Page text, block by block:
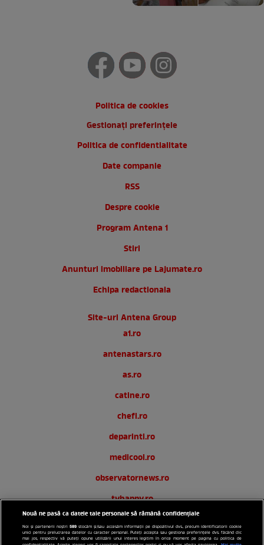
Politica de cookies
Gestionați preferințele
Politica de confidentialitate
Date companie
RSS
Despre cookie
Program Antena 1
Stiri
Anunturi imobiliare pe Lajumate.ro
Echipa redactionala
Site-uri Antena Group
a1.ro
antenastars.ro
as.ro
catine.ro
chefi.ro
deparinti.ro
medicool.ro
observatornews.ro
tvhappy.ro
useit.ro
zutv.ro
Nouă ne pasă ca datele tale personale să rămână confidențiale
Noi și partenerii noștri589 stocăm și/sau accesăm informații pe dispozitivul dvs., precum identificatorii cookie
unici pentru prelucrarea datelor cu caracter personal. Puteți accepta sau gestiona preferințele dvs. făcând clic
mai jos, respectiv vă puteți opune utilizării unui interes legitim în orice moment pe pagina cu politica de